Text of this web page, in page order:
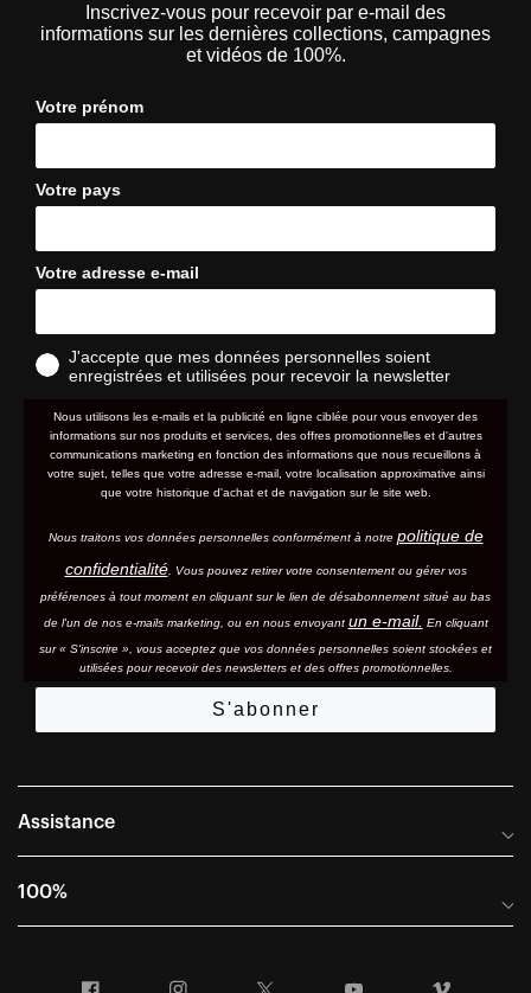
Inscrivez-vous pour recevoir par e-mail des
informations sur les dernières collections, campagnes
et vidéos de 100%.
Votre prénom
Votre pays
Votre adresse e-mail
J'accepte que mes données personnelles soient
enregistrées et utilisées pour recevoir la newsletter
Nous utilisons les e-mails et la publicité en ligne ciblée pour vous envoyer des
informations sur nos produits et services, des offres promotionnelles et d'autres
communications marketing en fonction des informations que nous recueillons à
votre sujet, telles que votre adresse e-mail, votre localisation approximative ainsi
que votre historique d'achat et de navigation sur le site web.
Nous traitons vos données personnelles conformément à notre politique de
confidentialité. Vous pouvez retirer votre consentement ou gérer vos
préférences à tout moment en cliquant sur le lien de désabonnement situé au bas
de l'un de nos e-mails marketing, ou en nous envoyant un e-mail. En cliquant
sur « S'inscrire », vous acceptez que vos données personnelles soient stockées et
utilisées pour recevoir des newsletters et des offres promotionnelles.
S'abonner
Assistance
Foire aux questions
100%
Informations sur l'entreprise
Facebook Instagram YouTube